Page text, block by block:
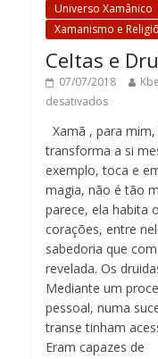
Universo Xamânico
Xamanismo e
Celtas e
07/07/2018
desativados
Xamã , para
transforma a si
exemplo, toca e
magia, não é tão
parece, ela habita
corações, entre
sabedoria que
revelada. Os
Mediante um
pessoal, numa
transe tinham
Eram capazes de